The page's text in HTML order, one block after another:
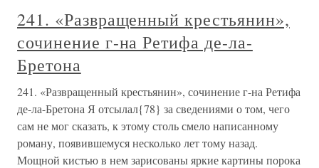
241. «Развращенный крестьянин»,
сочинение г-на Ретифа де-ла-
Бретона
241. «Развращенный крестьянин», сочинение г-на Ретифа
де-ла-Бретона Я отсылал{78} за сведениями о том, чего
сам не мог сказать, к этому столь смело написанному
роману, появившемуся несколько лет тому назад.
Мощной кистью в нем зарисованы яркие картины порока